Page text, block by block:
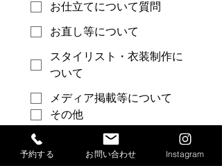
お仕立てについて質問
お直し等について
スタイリスト・衣装制作に
ついて
メディア掲載等について
その他
予約する お問い合わせ Instagram